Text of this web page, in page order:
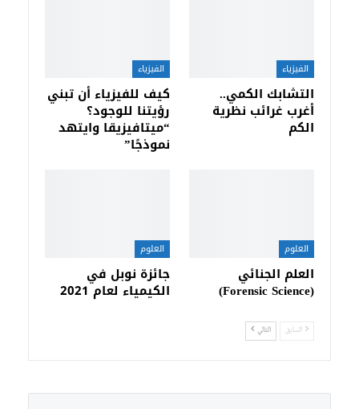
الفيزياء
التشابك الكمي..
أغرب غرائب نظرية
الكم
الفيزياء
كيف للفيزياء أن تبني
رؤيتنا للوجود؟
“ميتافيزيقا وايتهد
نموذجًا”
العلوم
العلم الجنائي
(Forensic Science)
العلوم
جائزة نوبل في
الكيمياء لعام 2021
السابق التالي